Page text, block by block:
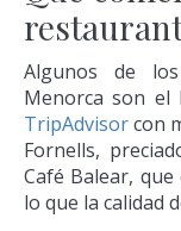
Algunos de
Menorca son el
TripAdvisorcon
Fornells,
Café Balear,
lo que la calidad